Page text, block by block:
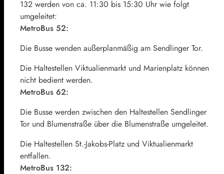
132 werden von ca. 11:30 bis 15:30 Uhr wie folgt
umgeleitet:
MetroBus 52:
Die Busse wenden außerplanmäßig am Sendlinger Tor.
Die Haltestellen Viktualienmarkt und Marienplatz können
nicht bedient werden.
MetroBus 62:
Die Busse werden zwischen den Haltestellen Sendlinger
Tor und Blumenstraße über die Blumenstraße umgeleitet.
Die Haltestellen St.-Jakobs-Platz und Viktualienmarkt
entfallen.
MetroBus 132: